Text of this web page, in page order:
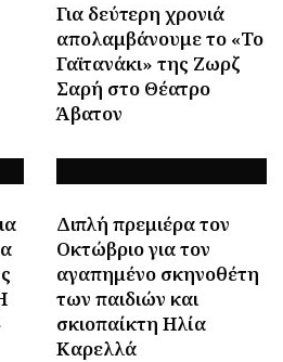
Για δεύτερη χρονιά
απολαμβάνουμε το «Το
Γαϊτανάκι» της Ζωρζ
Σαρή στο Θέατρο
Άβατον
Διπλή πρεμιέρα τον
Οκτώβριο για τον
αγαπημένο σκηνοθέτη
των παιδιών και
σκιοπαίκτη Ηλία
Καρελλά